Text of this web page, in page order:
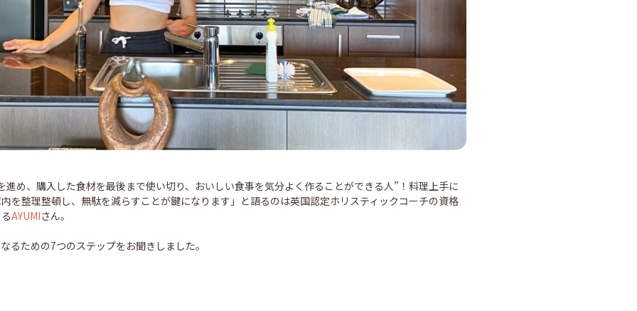
進め、購入した食材を最後まで使い切り、おいしい食事を気分よく作ることができる人”！料理上手に
を整理整頓し、無駄を減らすことが鍵になります」と語るのは英国認定ホリスティックコーチの資格
AYUMIさん。
るための7つのステップをお聞きしました。